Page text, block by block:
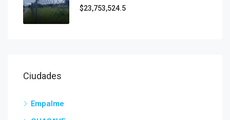
$23,753,524.5
Ciudades
Empalme